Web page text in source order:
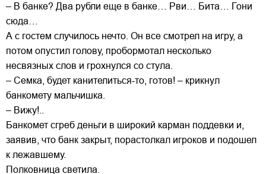
– В банке? Два рубли еще в банке… Рви… Бита… Гони
сюда…
А с гостем случилось нечто. Он все смотрел на игру, а
потом опустил голову, пробормотал несколько
несвязных слов и грохнулся со стула.
– Семка, будет канителиться-то, готов! – крикнул
банкомету мальчишка.
– Вижу!..
Банкомет сгреб деньги в широкий карман поддевки и,
заявив, что банк закрыт, порастолкал игроков и подошел
к лежавшему.
Полковница светила.